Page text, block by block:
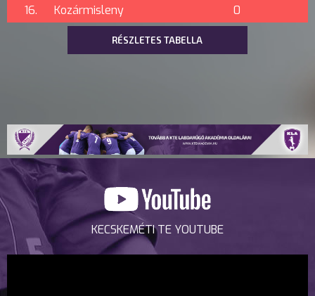
16.
Kozármisleny 0
RÉSZLETES TABELLA
KECSKEMÉTI TE YOUTUBE